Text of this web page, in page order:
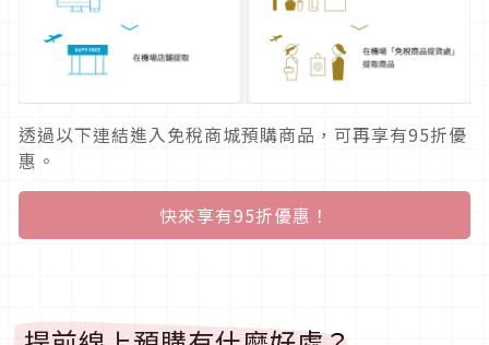
透過以下連結進入免稅商城預購商品，可再享有95折優
惠。
快來享有95折優惠！